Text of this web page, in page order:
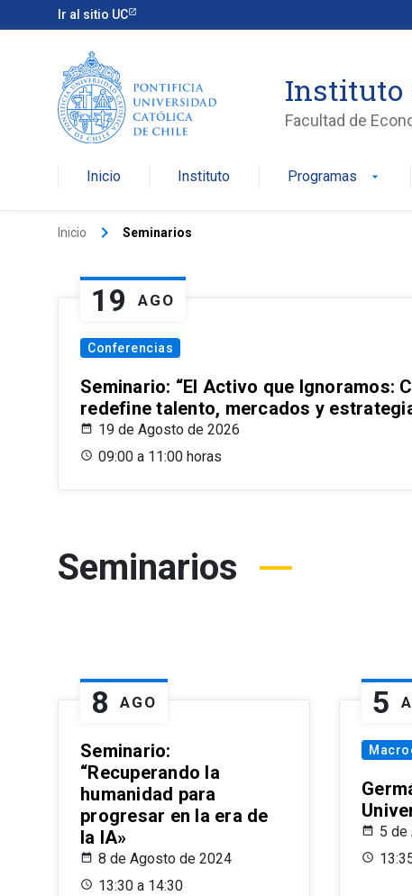
Ir al sitio UC
Instituto
Facultad de
Inicio Instituto Programas arrow_drop_down
Inicio keyboard_arrow_right Seminarios
19 AGO
Conferencias
Seminario: “El Activo que Ignoramos:
redefine talento, mercados y
19 de Agosto de 2026
09:00 a 11:00 horas
Seminarios
8 AGO
Seminario:
“Recuperando la
humanidad para
progresar en la era de
la IA»
8 de Agosto de 2024
13:30 a 14:30
5
5 de